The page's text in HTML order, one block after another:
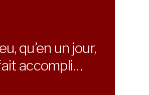
qu’en un jour,
accompli…